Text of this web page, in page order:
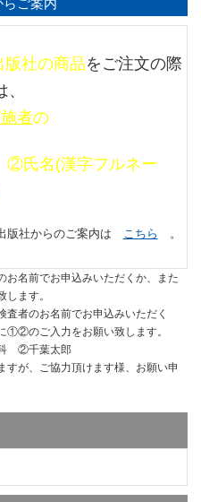
ご案内
版社の商品をご注文の際
、
者の
名(漢字フルネー
版社からのご案内は こちら 。
お名前でお申込みいただくか、また
ます。
査者のお名前でお申込みいただく
①②のご入力をお願い致します。
科 ②千葉太郎
すが、ご協力頂けます様、お願い申